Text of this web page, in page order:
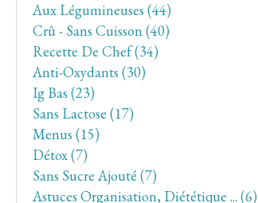
Aux Légumineuses (44)
Crû - Sans Cuisson (40)
Recette De Chef(34)
Anti-Oxydants (30)
Ig Bas (23)
Sans Lactose (17)
Menus (15)
Détox(7)
Sans Sucre Ajouté (7)
Astuces Organisation, Diététique ... (6)